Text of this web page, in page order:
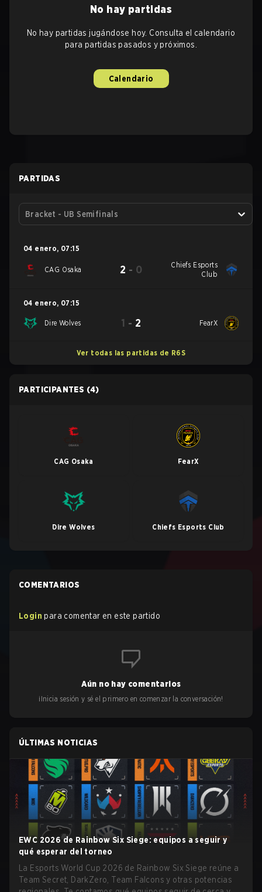
No hay partidas
No hay partidas jugándose hoy. Consulta el calendario
para partidas pasados y próximos.
Calendario
PARTIDAS
Bracket - UB Semifinals
04 enero, 07:15
CAG Osaka 2 - 0
Chiefs Esports
Club
04 enero, 07:15
Dire Wolves 1 - 2 FearX
Ver todas las partidas de R6S
PARTICIPANTES (4)
CAG Osaka FearX
Dire Wolves Chiefs Esports Club
COMENTARIOS
Login para comentar en este partido
Aún no hay comentarios
¡Inicia sesión y sé el primero en comenzar la conversación!
ÚLTIMAS NOTICIAS
EWC 2026 de Rainbow Six Siege: equipos a seguir y
qué esperar del torneo
La Esports World Cup 2026 de Rainbow Six Siege reúne a
Team Secret, DarkZero, Team Falcons y otras potencias